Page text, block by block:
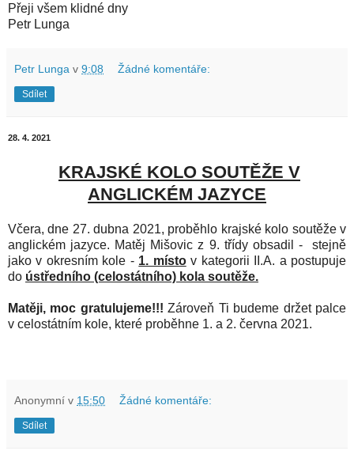
Přeji všem klidné dny
Petr Lunga
Petr Lunga v 9:08 Žádné komentáře:
Sdílet
28. 4. 2021
KRAJSKÉ KOLO SOUTĚŽE V
ANGLICKÉM JAZYCE
Včera, dne 27. dubna 2021, proběhlo krajské kolo soutěže v
anglickém jazyce. Matěj Mišovic z 9. třídy obsadil - stejně
jako v okresním kole - 1. místov kategorii II.A. a postupuje
do ústředního (celostátního) kola soutěže.
Matěji, moc gratulujeme!!! Zároveň Ti budeme držet palce
v celostátním kole, které proběhne 1. a 2. června 2021.
Anonymní v 15:50 Žádné komentáře:
Sdílet